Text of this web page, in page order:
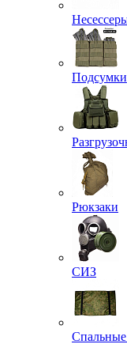
Подсумки
Рюкзаки
СИЗ